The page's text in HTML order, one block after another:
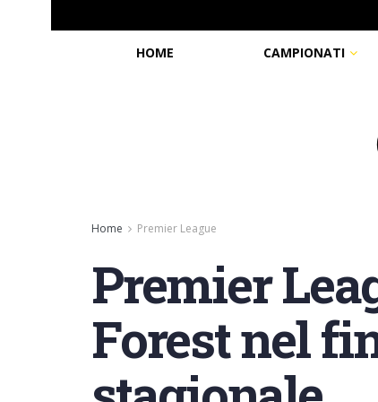
HOME CAMPIONATI
Home Premier League
Premier
Forest nel